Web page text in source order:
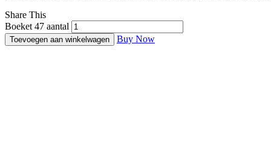
Share This
Boeket 47 aantal
Toevoegen aan winkelwagen Buy Now